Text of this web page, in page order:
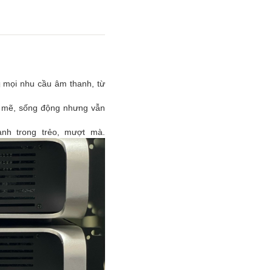
nhu cầu âm thanh, từ
sống động nhưng vẫn
trong trẻo, mượt mà.